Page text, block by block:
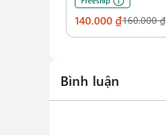
140.000 ₫160.000 ₫
Bình luận